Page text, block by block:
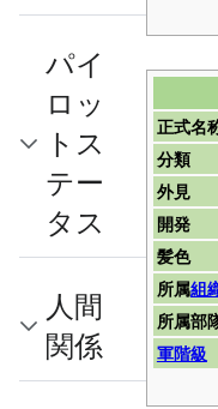
正式名
分類
外見
開発
髪色
所属組
所属部
軍階級
パイ
ロッ
トス
テー
タス
人間
関係